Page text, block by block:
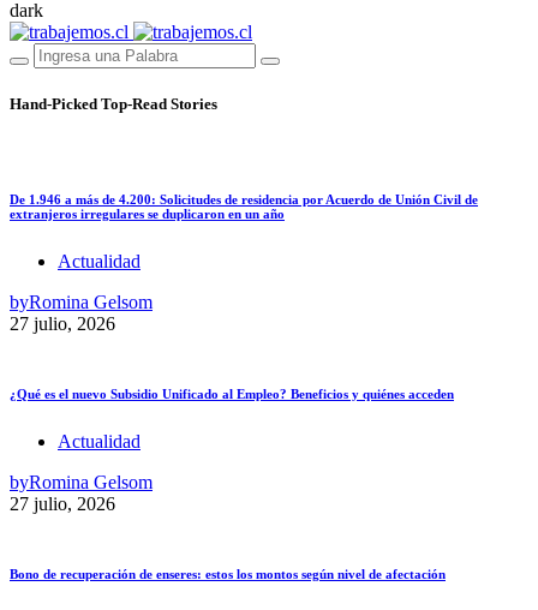
dark
Hand-Picked Top-Read Stories
De 1.946 a más de 4.200: Solicitudes de residencia por Acuerdo de Unión Civil de
extranjeros irregulares se duplicaron en un año
Actualidad
byRomina Gelsom
27 julio, 2026
¿Qué es el nuevo Subsidio Unificado al Empleo? Beneficios y quiénes acceden
Actualidad
byRomina Gelsom
27 julio, 2026
Bono de recuperación de enseres: estos los montos según nivel de afectación